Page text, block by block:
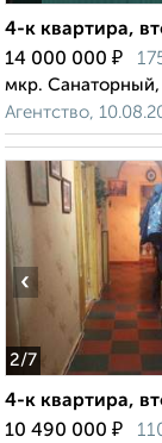
4-к квартира,
14 000 000 ₽
мкр. Санаторный,
Агентство,
2/7
‹
4-к квартира,
10 490 000 ₽